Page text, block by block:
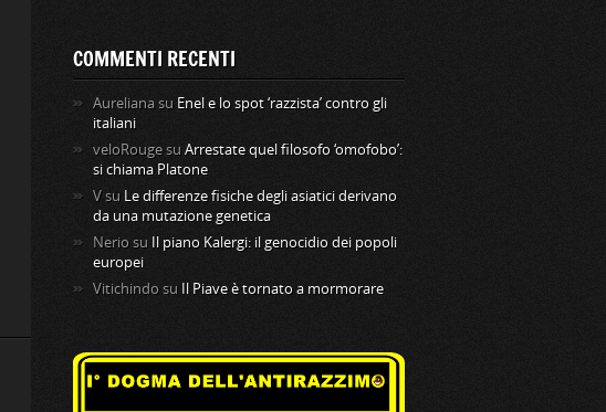
COMMENTI RECENTI
Aureliana su Enel e lo spot ‘razzista’ contro gli
italiani
veloRouge su Arrestate quel filosofo ‘omofobo’:
si chiama Platone
V su Le differenze fisiche degli asiatici derivano
da una mutazione genetica
Nerio su
Il piano Kalergi: il genocidio dei popoli
europei
Vitichindo su Il Piave è tornato a mormorare